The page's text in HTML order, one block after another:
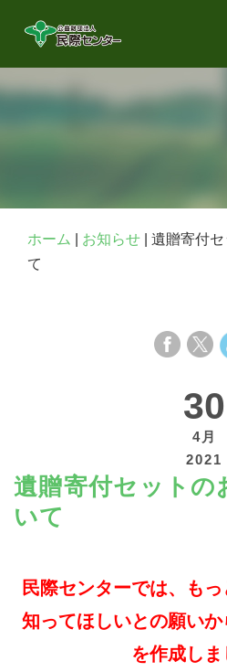
お問い合わせ
ホーム お知らせ
遺贈寄付
て
30
4月
2021
遺贈寄付セットの
いて
民際センターでは、も
知ってほしいとの願い
を作成しま